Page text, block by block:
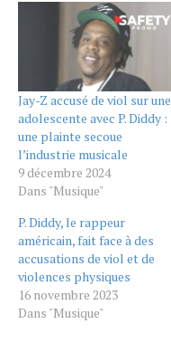
Jay-Z accusé de viol sur une
adolescente avec P. Diddy :
une plainte secoue
l’industrie musicale
9 décembre 2024
Dans "Musique"
P. Diddy, le rappeur
américain, fait face à des
accusations de viol et de
violences physiques
16 novembre 2023
Dans "Musique"